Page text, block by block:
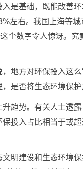
是基础，既能改善
左右。我国上海等
个数字令人惊讶。
地方对环保投入这么
是否将生态环境保护
趋势。有关人士透
投入占比相当于或
明建设和生态环境